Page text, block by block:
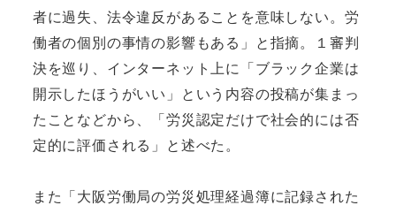
者に過失、法令違反があることを意味しない。労
働者の個別の事情の影響もある」と指摘。１審判
決を巡り、インターネット上に「ブラック企業は
開示したほうがいい」という内容の投稿が集まっ
たことなどから、「労災認定だけで社会的には否
定的に評価される」と述べた。
また「大阪労働局の労災処理経過簿に記録された